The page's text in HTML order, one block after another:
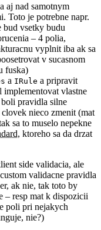
aj nad samotnym
Toto je potrebne napr.
bud vsetky budu
– 4 polia,
vyplnit iba ak sa
v sucasnom
fuska)
a IRule a pripravit
vlastne
pravidla silne
nieco zmenit (mat
sa to muselo nepekne
, ktoreho sa da drzat
side validacia, ale
validacne pravidla
ak nie, tak toto by
– resp mat k dispozicii
poli pri nejakych
nie?)